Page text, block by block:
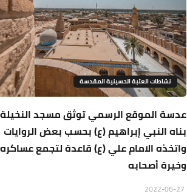
نشاطات العتبة الحسينية المقدسة
عدسة الموقع الرسمي توثق مسجد
بناه النبي إبراهيم (ع) بحسب بعض الروايات
واتخذه الامام علي (ع) قاعدة لتجمع عساكره
وخيرة أصحابه